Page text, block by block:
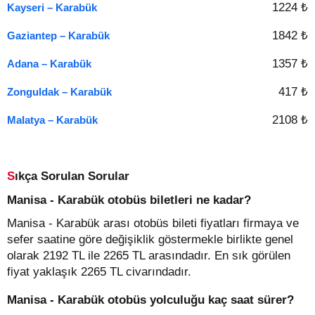
Kayseri – Karabük 1224 ₺
Gaziantep – Karabük 1842 ₺
Adana – Karabük 1357 ₺
Zonguldak – Karabük 417 ₺
Malatya – Karabük 2108 ₺
Sıkça Sorulan Sorular
Manisa - Karabük otobüs biletleri ne kadar?
Manisa - Karabük arası otobüs bileti fiyatları firmaya ve
sefer saatine göre değişiklik göstermekle birlikte genel
olarak 2192 TL ile 2265 TL arasındadır. En sık görülen
fiyat yaklaşık 2265 TL civarındadır.
Manisa - Karabük otobüs yolculuğu kaç saat sürer?